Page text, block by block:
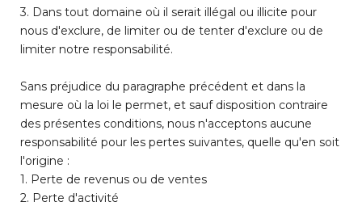
3. Dans tout domaine où il serait illégal ou illicite pour
nous d'exclure, de limiter ou de tenter d'exclure ou de
limiter notre responsabilité.
Sans préjudice du paragraphe précédent et dans la
mesure où la loi le permet, et sauf disposition contraire
des présentes conditions, nous n'acceptons aucune
responsabilité pour les pertes suivantes, quelle qu'en soit
l'origine :
1. Perte de revenus ou de ventes
2. Perte d'activité